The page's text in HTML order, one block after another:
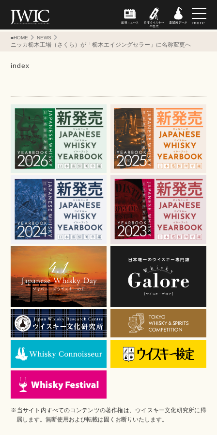
more
■HOME NEWS
ニッカ栃木工場（さくら）が「栃木エイジングセラー」に名称変更へ
index
※当サイト内すべてのコンテンツの著作権は、ウイスキー文化研究所に帰
属します。無断使用および転載は固くお断りいたします。